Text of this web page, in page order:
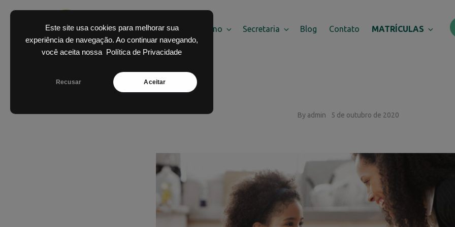
Este site usa cookies para melhorar sua
experiência de navegação. Ao continuar navegando,
você aceita nossa
Política de Privacidade
Recusar Aceitar
Skip
content
Home O Colégio Ensino Secretaria Blog Contato MATRÍCULAS
By admin 5 de outubro de 2020